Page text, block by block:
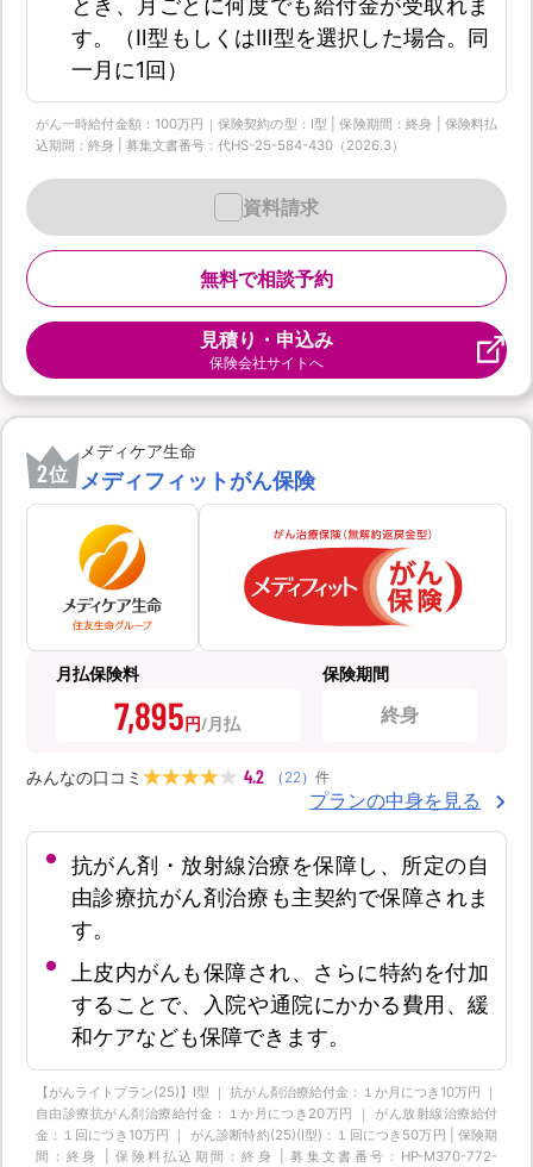
す。（Ⅱ型もしくはⅢ型を選択した場合。同
一月に1回）
がん一時給付金額：100万円｜保険契約の型：Ⅰ型 | 保険期間：終身 | 保険料払
込期間：終身 | 募集文書番号：代HS-25-584-430（2026.3）
無料で相談予約
資料請求
見積り・申込み
保険会社サイトへ
2位
メディケア生命
メディフィットがん保険
月払保険料
7,895円
保険期間
終身
みんなの口コミ 4.2 （ 22） 件
プランの中身を見る
抗がん剤・放射線治療を保障し、所定の自
由診療抗がん剤治療も主契約で保障されま
す。
上皮内がんも保障され、さらに特約を付加
することで、入院や通院にかかる費用、緩
和ケアなども保障できます。
【がんライトプラン(25)】I型 ｜ 抗がん剤治療給付金：１か月につき10万円 ｜
自由診療抗がん剤治療給付金：１か月につき20万円 ｜ がん放射線治療給付
金：１回につき10万円 ｜ がん診断特約(25)(Ⅰ型)：１回につき50万円 | 保険期
間：終身 | 保険料払込期間：終身 | 募集文書番号：HP-M370-772-